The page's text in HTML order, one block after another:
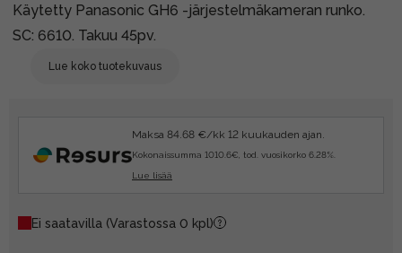
Käytetty Panasonic GH6 -järjestelmäkameran runko.
SC: 6610. Takuu 45pv.
Lue koko tuotekuvaus
Maksa 84.68 €/kk 12 kuukauden ajan.
Kokonaissumma 1010.6€, tod. vuosikorko 6.28%.
Lue lisää
Ei saatavilla (Varastossa 0 kpl)